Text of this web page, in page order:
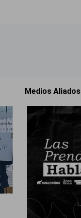
Medios Aliados